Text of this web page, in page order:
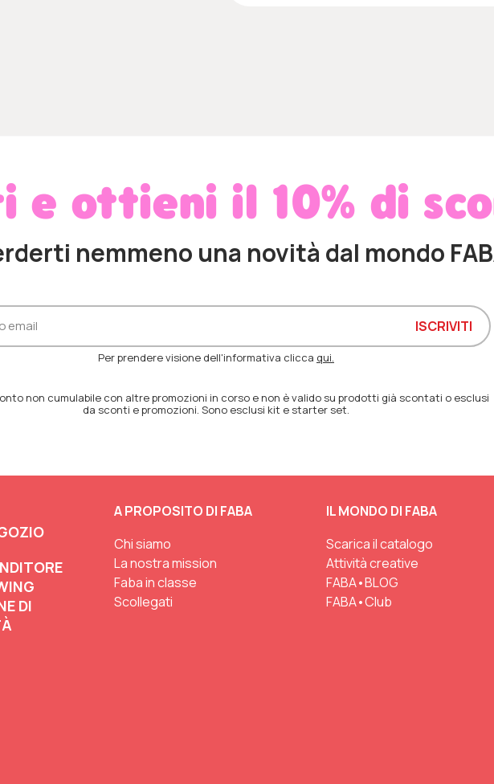
e ottieni il 10% di
nemmeno una novità dal mondo
Per prendere visione dell'informativa clicca qui.
non cumulabile con altre promozioni in corso e non è valido su prodotti già scontati o esclusi
da sconti e promozioni. Sono esclusi kit e starter set.
DI
A PROPOSITO DI FABA
Chi siamo
La nostra mission
Faba in classe
Scollegati
IL MONDO DI FABA
Scarica il catalogo
Attività creative
FABA•BLOG
FABA•Club